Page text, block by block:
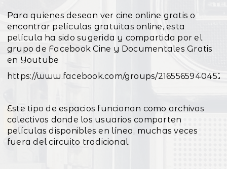
Para quienes desean ver cine online gratis o
encontrar películas gratuitas online, esta
película ha sido sugerida y compartida por el
grupo de Facebook Cine y Documentales Gratis
en Youtube
https://www.facebook.com/groups/
Este tipo de espacios funcionan como archivos
colectivos donde los usuarios comparten
películas disponibles en línea, muchas veces
fuera del circuito tradicional.